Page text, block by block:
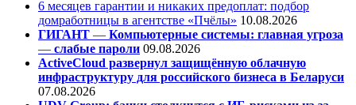
6 месяцев гарантии и никаких предоплат: подбор
домработницы в агентстве «Пчёлы» 10.08.2026
ГИГАНТ — Компьютерные системы: главная угроза
— слабые пароли 09.08.2026
ActiveCloud развернул защищённую облачную
инфраструктуру для российского бизнеса в Беларуси
07.08.2026